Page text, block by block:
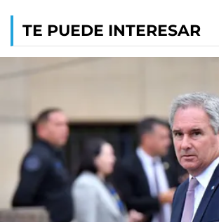
TE PUEDE INTERESAR